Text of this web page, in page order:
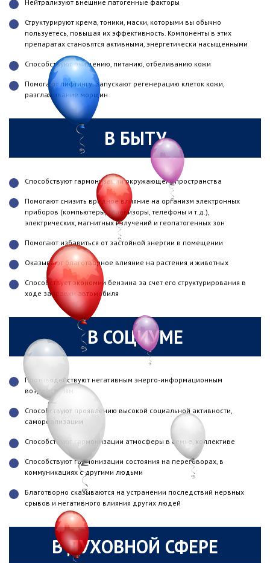
Нейтрализуют внешние патогенные факторы
Структурируют крема, тоники, маски, которыми вы обычно
пользуетесь, повышая их эффективность. Компоненты в этих
препаратах становятся активными, энергетически насыщенными
Способствуют очищению, питанию, отбеливанию кожи
Помогают лифтингу. Запускают регенерацию клеток кожи,
разглаживание морщин
В БЫТУ
Способствуют гармонизации окружающего пространства
Помогают снизить вредное влияние на организм электронных
приборов (компьютеры, телевизоры, телефоны и т.д.),
электрических, магнитных излучений и геопатогенных зон
Помогают избавиться от застойной энергии в помещении
Оказывают благотворное влияние на растения и животных
Способствует экономии бензина за счет его структурирования в
ходе заправки автомобиля
В СОЦИУМЕ
Противодействуют негативным энерго-информационным
воздействиям
Способствуют проявлению высокой социальной активности,
самореализации
Способствуют гармонизации атмосферы в семье, коллективе
Способствуют гармонизации состояния на переговорах, в
коммуникациях с другими людьми
Благотворно сказываются на устранении последствий нервных
срывов и негативного влияния других людей
В ДУХОВНОЙ СФЕРЕ